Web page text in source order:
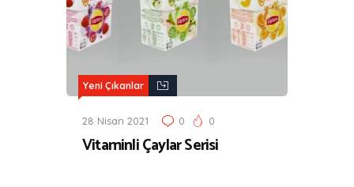
Yeni Çıkanlar
28 Nisan 2021 0 0
Vitaminli Çaylar Serisi